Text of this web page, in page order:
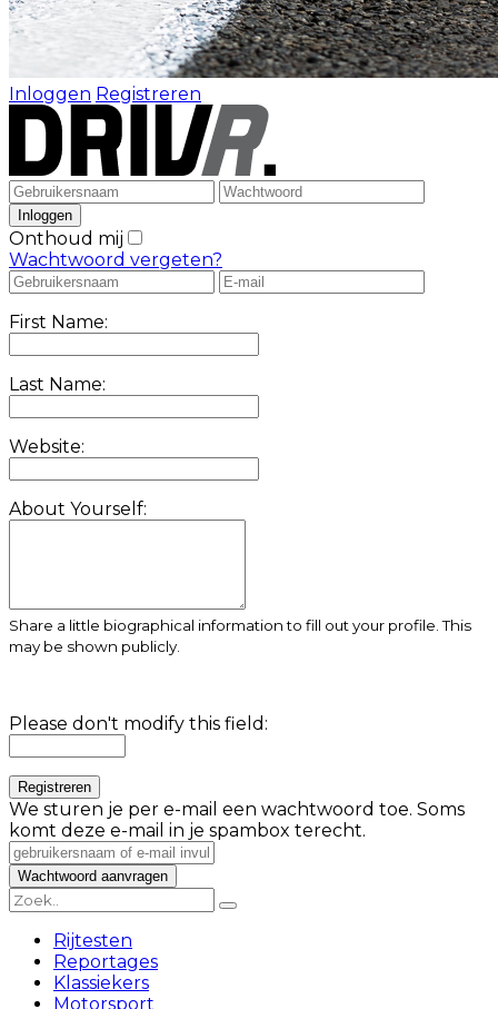
Inloggen Registreren
Onthoud mij
Wachtwoord vergeten?
First Name:
Last Name:
Website:
About Yourself:
Share a little biographical information to fill out your profile. This
may be shown publicly.
Please don't modify this field:
We sturen je per e-mail een wachtwoord toe. Soms
komt deze e-mail in je spambox terecht.
Rijtesten
Reportages
Klassiekers
Motorsport